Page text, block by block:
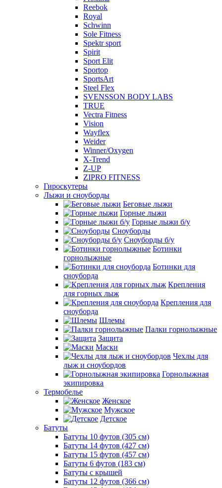
Reebok
Royal
Schwinn
Sole Fitness
Spektr sport
Spirit
Sport Elit
Sportop
SportsArt
Steel Flex
SVENSSON BODY LABS
TRUE
Vectra Fitness
Vision
Wayflex
Weider
Winner/Oxygen
X-Trend
Z-UP
ZIPRO FITNESS
Гироскутеры
Лыжи и сноуборды
Беговые лыжи
Горные лыжи
Горные лыжи б/у
Сноуборды
Сноуборды б/у
Ботинки
горнолыжные
Ботинки для
сноуборда
Крепления
для горных лыж
Крепления для
сноуборда
Шлемы
Палки горнолыжные
Защита
Маски
Чехлы для
лыж и сноубордов
Горнолыжная
экипировка
Термобелье
Женское
Мужское
Детское
Батуты
Батуты 10 футов (305 см)
Батуты 14 футов (427 см)
Батуты 15 футов (457 см)
Батуты 6 футов (183 см)
Батуты с крышей
Батуты 12 футов (366 см)